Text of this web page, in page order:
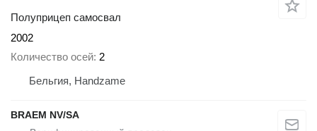
Полуприцеп самосвал
2002
Количество осей 2
Бельгия, Handzame
BRAEM NV/SA